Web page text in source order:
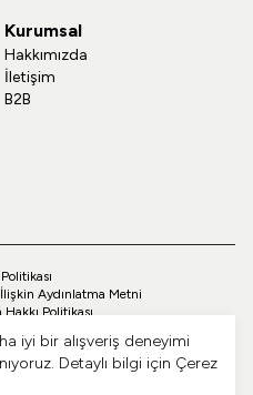
iyi bir alışveriş deneyimi
Detaylı bilgi için Çerez
Kurumsal
Hakkımızda
İletişim
B2B
Aydınlatma Metni
Politikası
Formu